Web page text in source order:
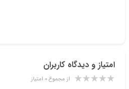
امتیاز و دیدگاه کاربران
از مجموع ۰ امتیاز